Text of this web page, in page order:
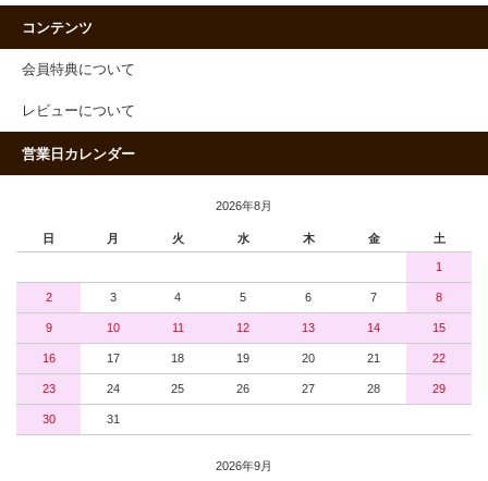
コンテンツ
会員特典について
レビューについて
営業日カレンダー
2026年8月
日 月 火 水 木 金 土
1
2 3 4 5 6 7 8
9 10 11 12 13 14 15
16 17 18 19 20 21 22
23 24 25 26 27 28 29
30 31
2026年9月